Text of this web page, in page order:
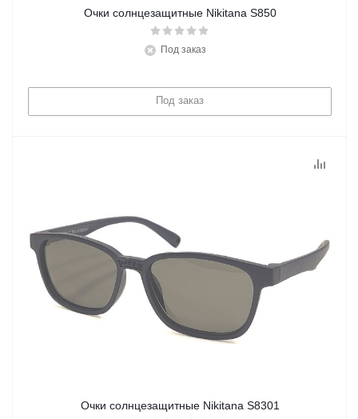
Очки солнцезащитные Nikitana S850
Под заказ
Под заказ
Очки солнцезащитные Nikitana S8301